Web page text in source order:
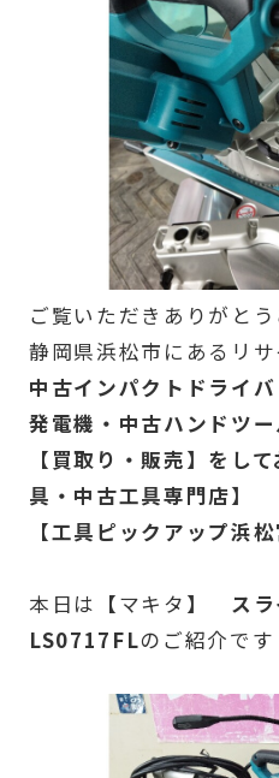
ご覧いただきありがと
静岡県浜松市にあるリ
中古インパクトドライ
発電機・中古ハンドツ
【買取り・販売】をし
具・中古工具専門店】
【工具ピックアップ浜松
本日は 【マキタ 】 スラ
LS0717FLのご紹介です